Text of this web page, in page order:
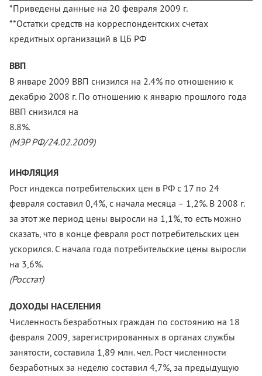
*Приведены данные на 20 февраля 2009 г.
**Остатки средств на корреспондентских счетах
кредитных организаций в ЦБ РФ
ВВП
В январе 2009 ВВП снизился на 2.4% по отношению к
декабрю 2008 г. По отношению к январю прошлого года
ВВП снизился на
(МЭР РФ/24.02.2009)
ИНФЛЯЦИЯ
Рост индекса потребительских цен в РФ с 17 по 24
февраля составил 0,4%, с начала месяца – 1,2%. В 2008 г.
за этот же период цены выросли на 1,1%, то есть можно
сказать, что в конце февраля рост потребительских цен
ускорился. С начала года потребительские цены выросли
на 3,6%.
(Росстат)
ДОХОДЫ НАСЕЛЕНИЯ
Численность безработных граждан по состоянию на 18
февраля 2009, зарегистрированных в органах службы
занятости, составила 1,89 млн. чел. Рост численности
безработных за неделю составил 4,7%, за предыдущую